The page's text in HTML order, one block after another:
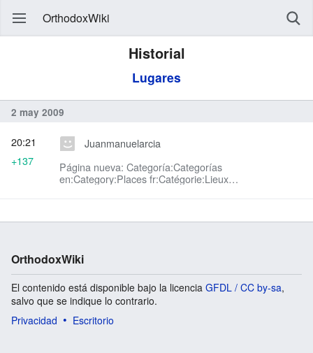
OrthodoxWiki
Historial
Lugares
2 may 2009
Juanmanuelarcia
Página nueva: Categoría:Categorías
en:Category:Places fr:Catégorie:Lieux
20:21
+137
OrthodoxWiki
El contenido está disponible bajo la licencia GFDL / CC by-sa,
salvo que se indique lo contrario.
Privacidad
Escritorio